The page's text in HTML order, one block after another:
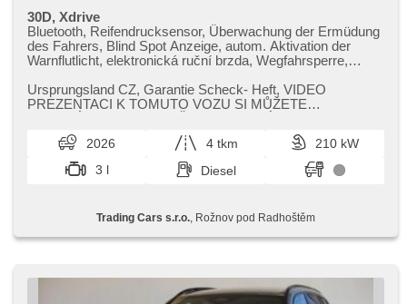
30D, Xdrive
Bluetooth, Reifendrucksensor, Überwachung der Ermüdung
des Fahrers, Blind Spot Anzeige, autom. Aktivation der
Warnflutlicht, elektronická ruční brzda, Wegfahrsperre,
Start-Stop System, Bordcomputer, digitální příjem rádia
(DAB), USB, Speicherkarte, Navigation, digitální přístrojový
Apple CarPlay, Android Auto, Multifunktionslenkrad, Lenkrad
einstellbar, ambientní osvětlení interiéru, zadní loketní
opěrka, Trennnetz im Gepäckraum, paměť nastavení
sedadla řidiče, beheizte Sitze, Sportsitze, isofix, El.
Nebelscheinwerfer, El. Spiegel, beheizte Spiegel, El.
Klappspiegel, Scheibenwischersensor, Lichtsensor, El.
Niveauregulierung, Federung Luft, Fahrgestell
Steifheitsregelung, Dachträger, Klimaautomatik, třízónová
Ursprungsland CZ,​ Garantie Scheck​- Heft,​ VIDEO
PREZENTACI K TOMUTO VOZU SI MŮŽETE
STRANKÁCH. https:...
2026 4 tkm
210 kW
3 l
Diesel
Trading Cars s.r.o. , Rožnov pod Radhoštěm